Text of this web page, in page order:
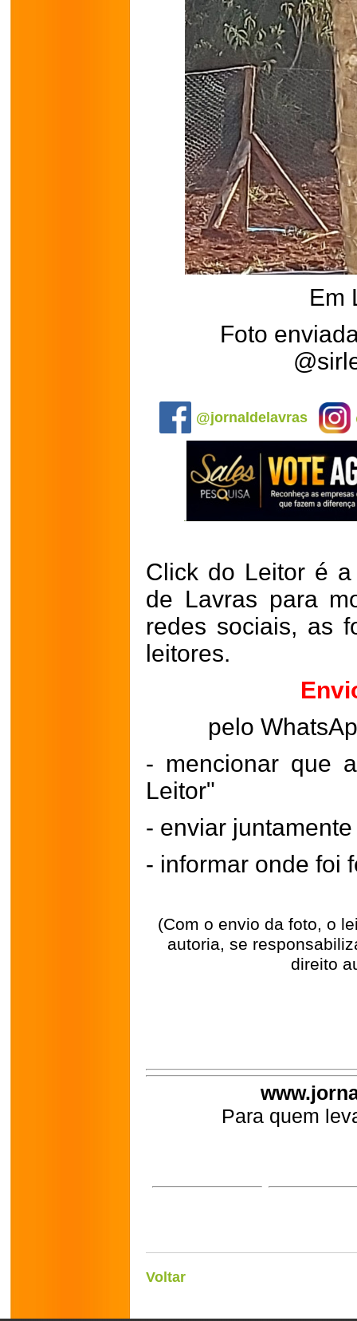
Em
Foto
@jornaldelavras
Click do Leitor é
de Lavras para
redes sociais, as
leitores.
pelo
- mencionar que
Leitor"
- enviar
- informar onde foi
(Com o envio da foto, o
autoria, se
direito
Para quem
Voltar